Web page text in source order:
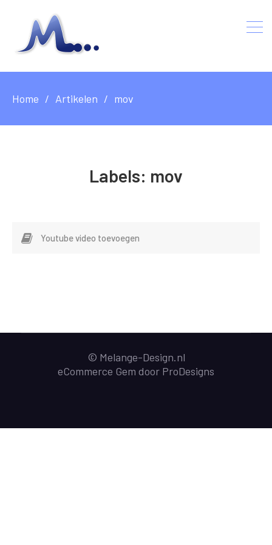
Home Artikelen mov
Labels: mov
Youtube video toevoegen
© Melange-Design.nl
eCommerce Gem door ProDesigns